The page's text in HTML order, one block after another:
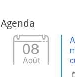
Agenda
08
Août